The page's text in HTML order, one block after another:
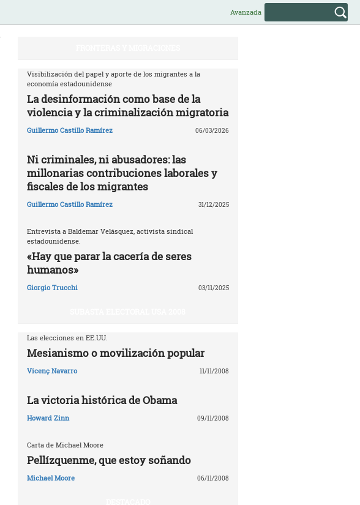
Avanzada
Visibilización del papel y aporte de los migrantes a la
economía estadounidense
La desinformación como base de la
violencia y la criminalización migratoria
Guillermo Castillo Ramírez 06/03/2026
Ni criminales, ni abusadores: las
millonarias contribuciones laborales y
fiscales de los migrantes
Guillermo Castillo Ramírez 31/12/2025
Entrevista a Baldemar Velásquez, activista sindical
estadounidense.
«Hay que parar la cacería de seres
humanos»
Giorgio Trucchi 03/11/2025
Las elecciones en EE.UU.
Mesianismo o movilización popular
Vicenç Navarro 11/11/2008
La victoria histórica de Obama
Howard Zinn 09/11/2008
Carta de Michael Moore
Pellízquenme, que estoy soñando
Michael Moore 06/11/2008